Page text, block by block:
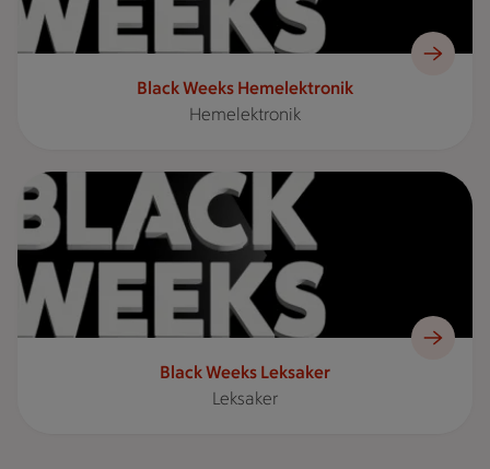
Black Weeks Hemelektronik
Hemelektronik
Reklambild med texten "BLACK WEEKS" i förgrunden
Black Weeks Leksaker
Leksaker